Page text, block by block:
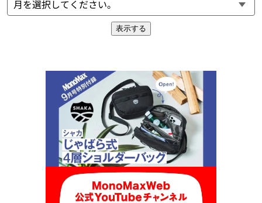
表示する